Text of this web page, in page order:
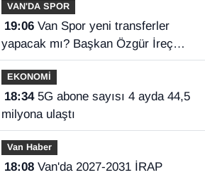
VAN'DA SPOR
19:06Van Spor yeni transferler
yapacak mı? Başkan Özgür İreç
İlhan açıkladı
EKONOMİ
18:345G abone sayısı 4 ayda 44,5
milyona ulaştı
Van Haber
18:08Van'da 2027-2031 İRAP